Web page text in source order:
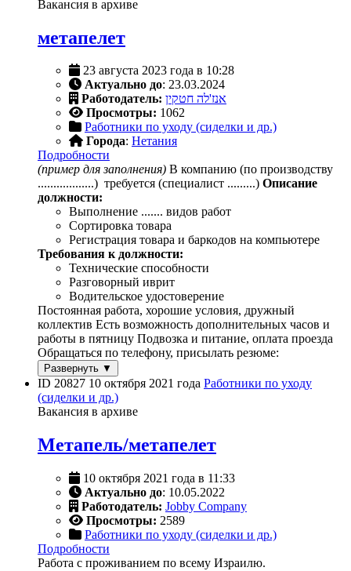
Вакансия в архиве
метапелет
23 августа 2023 года в 10:28
Актуально до: 23.03.2024
Работодатель: אנז'לה חטקין
Просмотры: 1062
Работники по уходу (сиделки и др.)
Города: Нетания
Подробности
(пример для заполнения) В компанию (по производству
..................) требуется (специалист .........) Описание
должности:
Выполнение ....... видов работ
Сортировка товара
Регистрация товара и баркодов на компьютере
Требования к должности:
Технические способности
Разговорный иврит
Водительское удостоверение
Постоянная работа, хорошие условия, дружный
коллектив Есть возможность дополнительных часов и
работы в пятницу Подвозка и питание, оплата проезда
Обращаться по телефону, присылать резюме:
Развернуть ▼
ID 20827 10 октября 2021 года Работники по уходу
(сиделки и др.)
Вакансия в архиве
Метапель/метапелет
10 октября 2021 года в 11:33
Актуально до: 10.05.2022
Работодатель: Jobby Company
Просмотры: 2589
Работники по уходу (сиделки и др.)
Подробности
Работа с проживанием по всему Израилю.